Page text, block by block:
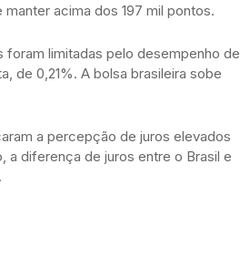
acima dos 197 mil pontos.
limitadas pelo desempenho de
de 0,21%. A bolsa brasileira sobe
a percepção de juros elevados
a diferença de juros entre o Brasil e